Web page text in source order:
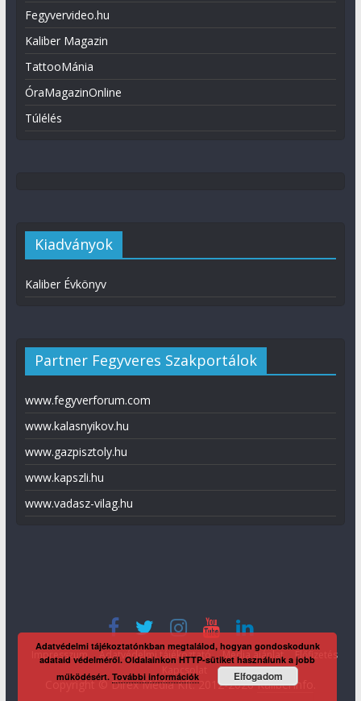
Fegyvervideo.hu
Kaliber Magazin
TattooMánia
ÓraMagazinOnline
Túlélés
Kiadványok
Kaliber Évkönyv
Partner Fegyveres Szakportálok
www.fegyverforum.com
www.kalasnyikov.hu
www.gazpisztoly.hu
www.kapszli.hu
www.vadasz-vilag.hu
Impresszum Adatvédelmi tájékoztató Média ajánlat
Előfizetés
Copyright © Direx Média Kft. 2012-2026KaliberInfo
Adatvédelmi tájékoztatónkban megtalálod, hogyan gondoskodunk
adataid védelméről. Oldalainkon HTTP-sütiket használunk a jobb
működésért.További információk Elfogadom